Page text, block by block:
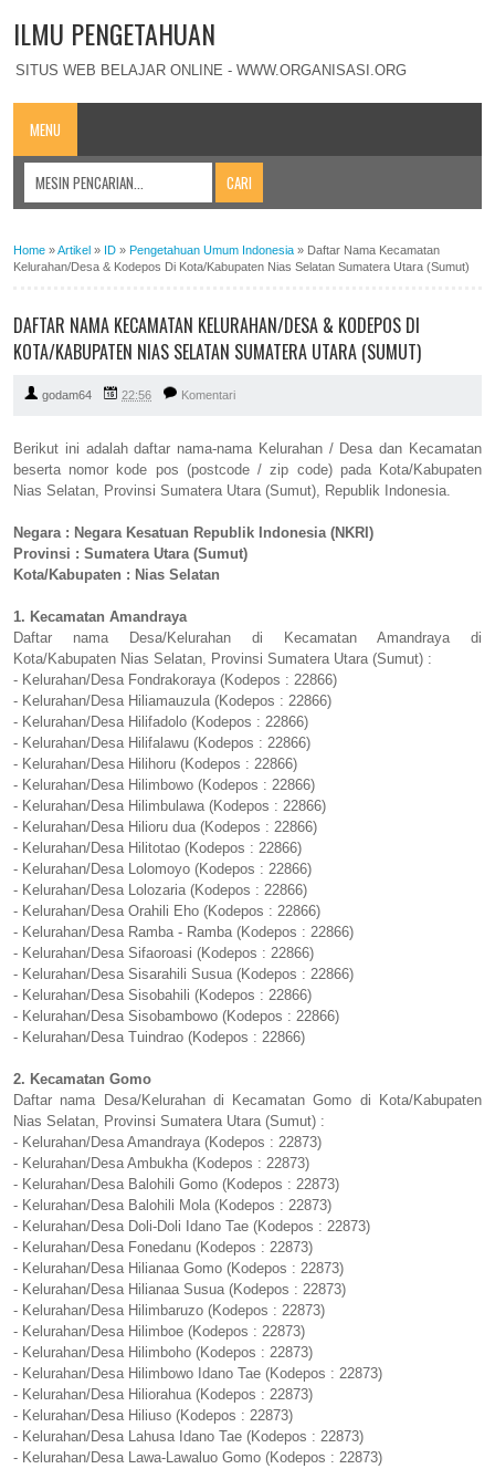
ILMU PENGETAHUAN
SITUS WEB BELAJAR ONLINE - WWW.ORGANISASI.ORG
MENU
Home »Artikel » ID » Pengetahuan Umum Indonesia » Daftar Nama Kecamatan
Kelurahan/Desa & Kodepos Di Kota/Kabupaten Nias Selatan Sumatera Utara (Sumut)
DAFTAR NAMA KECAMATAN KELURAHAN/DESA & KODEPOS DI
KOTA/KABUPATEN NIAS SELATAN SUMATERA UTARA (SUMUT)
godam64 22:56 Komentari
Berikut ini adalah daftar nama-nama Kelurahan / Desa dan Kecamatan
beserta nomor kode pos (postcode / zip code) pada Kota/Kabupaten
Nias Selatan, Provinsi Sumatera Utara (Sumut), Republik Indonesia.
Negara : Negara Kesatuan Republik Indonesia (NKRI)
Provinsi : Sumatera Utara (Sumut)
Kota/Kabupaten : Nias Selatan
1. Kecamatan Amandraya
Daftar nama Desa/Kelurahan di Kecamatan Amandraya di
Kota/Kabupaten Nias Selatan, Provinsi Sumatera Utara (Sumut) :
- Kelurahan/Desa Fondrakoraya (Kodepos : 22866)
- Kelurahan/Desa Hiliamauzula (Kodepos : 22866)
- Kelurahan/Desa Hilifadolo (Kodepos : 22866)
- Kelurahan/Desa Hilifalawu (Kodepos : 22866)
- Kelurahan/Desa Hilihoru (Kodepos : 22866)
- Kelurahan/Desa Hilimbowo (Kodepos : 22866)
- Kelurahan/Desa Hilimbulawa (Kodepos : 22866)
- Kelurahan/Desa Hilioru dua (Kodepos : 22866)
- Kelurahan/Desa Hilitotao (Kodepos : 22866)
- Kelurahan/Desa Lolomoyo (Kodepos : 22866)
- Kelurahan/Desa Lolozaria (Kodepos : 22866)
- Kelurahan/Desa Orahili Eho (Kodepos : 22866)
- Kelurahan/Desa Ramba - Ramba (Kodepos : 22866)
- Kelurahan/Desa Sifaoroasi (Kodepos : 22866)
- Kelurahan/Desa Sisarahili Susua (Kodepos : 22866)
- Kelurahan/Desa Sisobahili (Kodepos : 22866)
- Kelurahan/Desa Sisobambowo (Kodepos : 22866)
- Kelurahan/Desa Tuindrao (Kodepos : 22866)
2. Kecamatan Gomo
Daftar nama Desa/Kelurahan di Kecamatan Gomo di Kota/Kabupaten
Nias Selatan, Provinsi Sumatera Utara (Sumut) :
- Kelurahan/Desa Amandraya (Kodepos : 22873)
- Kelurahan/Desa Ambukha (Kodepos : 22873)
- Kelurahan/Desa Balohili Gomo (Kodepos : 22873)
- Kelurahan/Desa Balohili Mola (Kodepos : 22873)
- Kelurahan/Desa Doli-Doli Idano Tae (Kodepos : 22873)
- Kelurahan/Desa Fonedanu (Kodepos : 22873)
- Kelurahan/Desa Hilianaa Gomo (Kodepos : 22873)
- Kelurahan/Desa Hilianaa Susua (Kodepos : 22873)
- Kelurahan/Desa Hilimbaruzo (Kodepos : 22873)
- Kelurahan/Desa Hilimboe (Kodepos : 22873)
- Kelurahan/Desa Hilimboho (Kodepos : 22873)
- Kelurahan/Desa Hilimbowo Idano Tae (Kodepos : 22873)
- Kelurahan/Desa Hiliorahua (Kodepos : 22873)
- Kelurahan/Desa Hiliuso (Kodepos : 22873)
- Kelurahan/Desa Lahusa Idano Tae (Kodepos : 22873)
- Kelurahan/Desa Lawa-Lawaluo Gomo (Kodepos : 22873)